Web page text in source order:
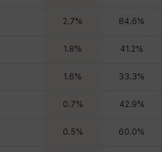
2.7% 84.6%
1.8% 41.2%
1.6% 33.3%
0.7% 42.9%
0.5% 60.0%